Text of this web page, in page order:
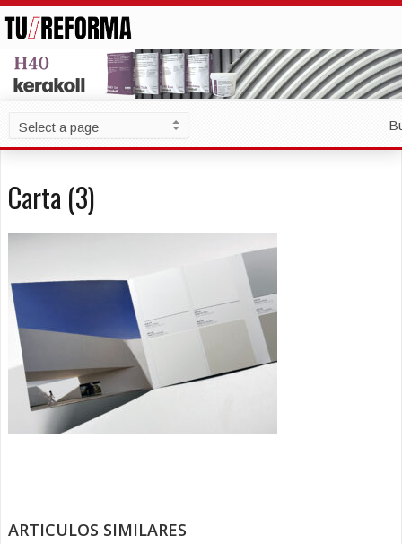
Carta (3)
ARTICULOS SIMILARES